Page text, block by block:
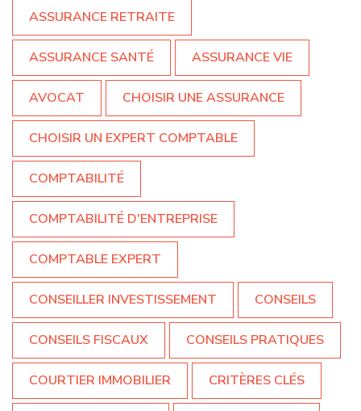
ASSURANCE RETRAITE
ASSURANCE SANTÉ ASSURANCE VIE
AVOCAT CHOISIR UNE ASSURANCE
CHOISIR UN EXPERT COMPTABLE
COMPTABILITÉ
COMPTABILITÉ D'ENTREPRISE
COMPTABLE EXPERT
CONSEILLER INVESTISSEMENT CONSEILS
CONSEILS FISCAUX CONSEILS PRATIQUES
COURTIER IMMOBILIER CRITÈRES CLÉS